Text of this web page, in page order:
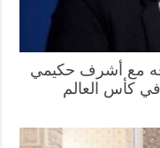
مع أشرف حكيمي
في كأس العالم